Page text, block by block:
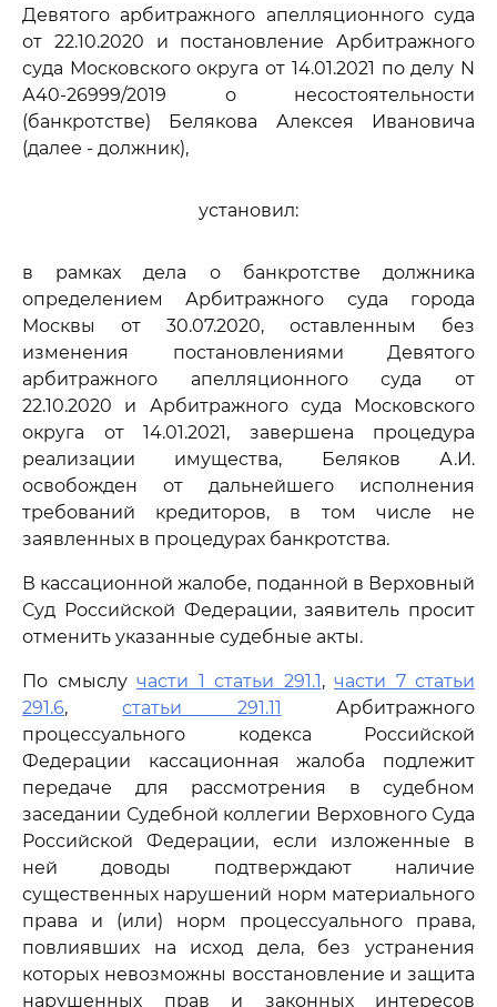
Девятого арбитражного апелляционного суда
от 22.10.2020 и постановление Арбитражного
суда Московского округа от 14.01.2021 по делу N
А40-26999/2019 о несостоятельности
(банкротстве) Белякова Алексея Ивановича
(далее - должник),
установил:
в рамках дела о банкротстве должника
определением Арбитражного суда города
Москвы от 30.07.2020, оставленным без
изменения постановлениями Девятого
арбитражного апелляционного суда от
22.10.2020 и Арбитражного суда Московского
округа от 14.01.2021, завершена процедура
реализации имущества, Беляков А.И.
освобожден от дальнейшего исполнения
требований кредиторов, в том числе не
заявленных в процедурах банкротства.
В кассационной жалобе, поданной в Верховный
Суд Российской Федерации, заявитель просит
отменить указанные судебные акты.
По смыслу части 1 статьи 291.1, части 7 статьи
291.6,статьи 291.11 Арбитражного
процессуального кодекса Российской
Федерации кассационная жалоба подлежит
передаче для рассмотрения в судебном
заседании Судебной коллегии Верховного Суда
Российской Федерации, если изложенные в
ней доводы подтверждают наличие
существенных нарушений норм материального
права и (или) норм процессуального права,
повлиявших на исход дела, без устранения
которых невозможны восстановление и защита
нарушенных прав и законных интересов